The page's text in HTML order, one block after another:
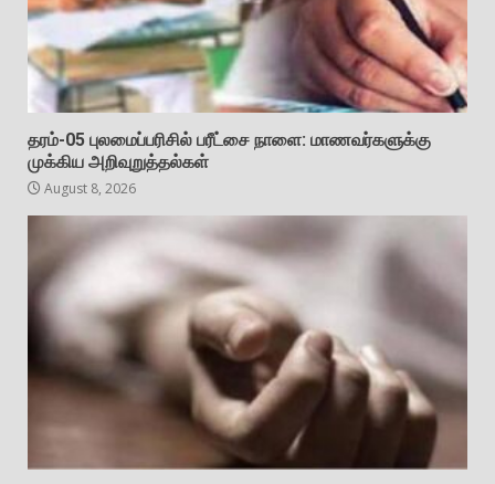
தரம்-05 புலமைப்பரிசில் பரீட்சை நாளை: மாணவர்களுக்கு
முக்கிய அறிவுறுத்தல்கள்
August 8, 2026